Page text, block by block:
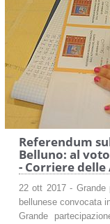
Referendum
Belluno: al
- Corriere delle
22 ott 2017 - Grande
bellunese convocata
Grande